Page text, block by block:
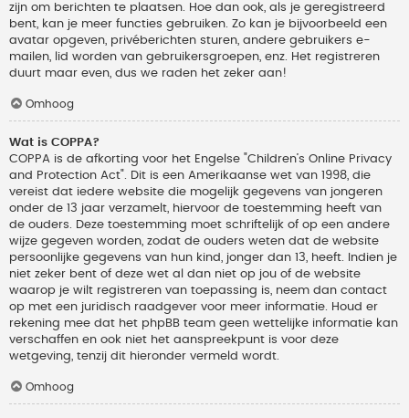
zijn om berichten te plaatsen. Hoe dan ook, als je geregistreerd
bent, kan je meer functies gebruiken. Zo kan je bijvoorbeeld een
avatar opgeven, privéberichten sturen, andere gebruikers e-
mailen, lid worden van gebruikersgroepen, enz. Het registreren
duurt maar even, dus we raden het zeker aan!
Omhoog
Wat is COPPA?
COPPA is de afkorting voor het Engelse "Children’s Online Privacy
and Protection Act". Dit is een Amerikaanse wet van 1998, die
vereist dat iedere website die mogelijk gegevens van jongeren
onder de 13 jaar verzamelt, hiervoor de toestemming heeft van
de ouders. Deze toestemming moet schriftelijk of op een andere
wijze gegeven worden, zodat de ouders weten dat de website
persoonlijke gegevens van hun kind, jonger dan 13, heeft. Indien je
niet zeker bent of deze wet al dan niet op jou of de website
waarop je wilt registreren van toepassing is, neem dan contact
op met een juridisch raadgever voor meer informatie. Houd er
rekening mee dat het phpBB team geen wettelijke informatie kan
verschaffen en ook niet het aanspreekpunt is voor deze
wetgeving, tenzij dit hieronder vermeld wordt.
Omhoog